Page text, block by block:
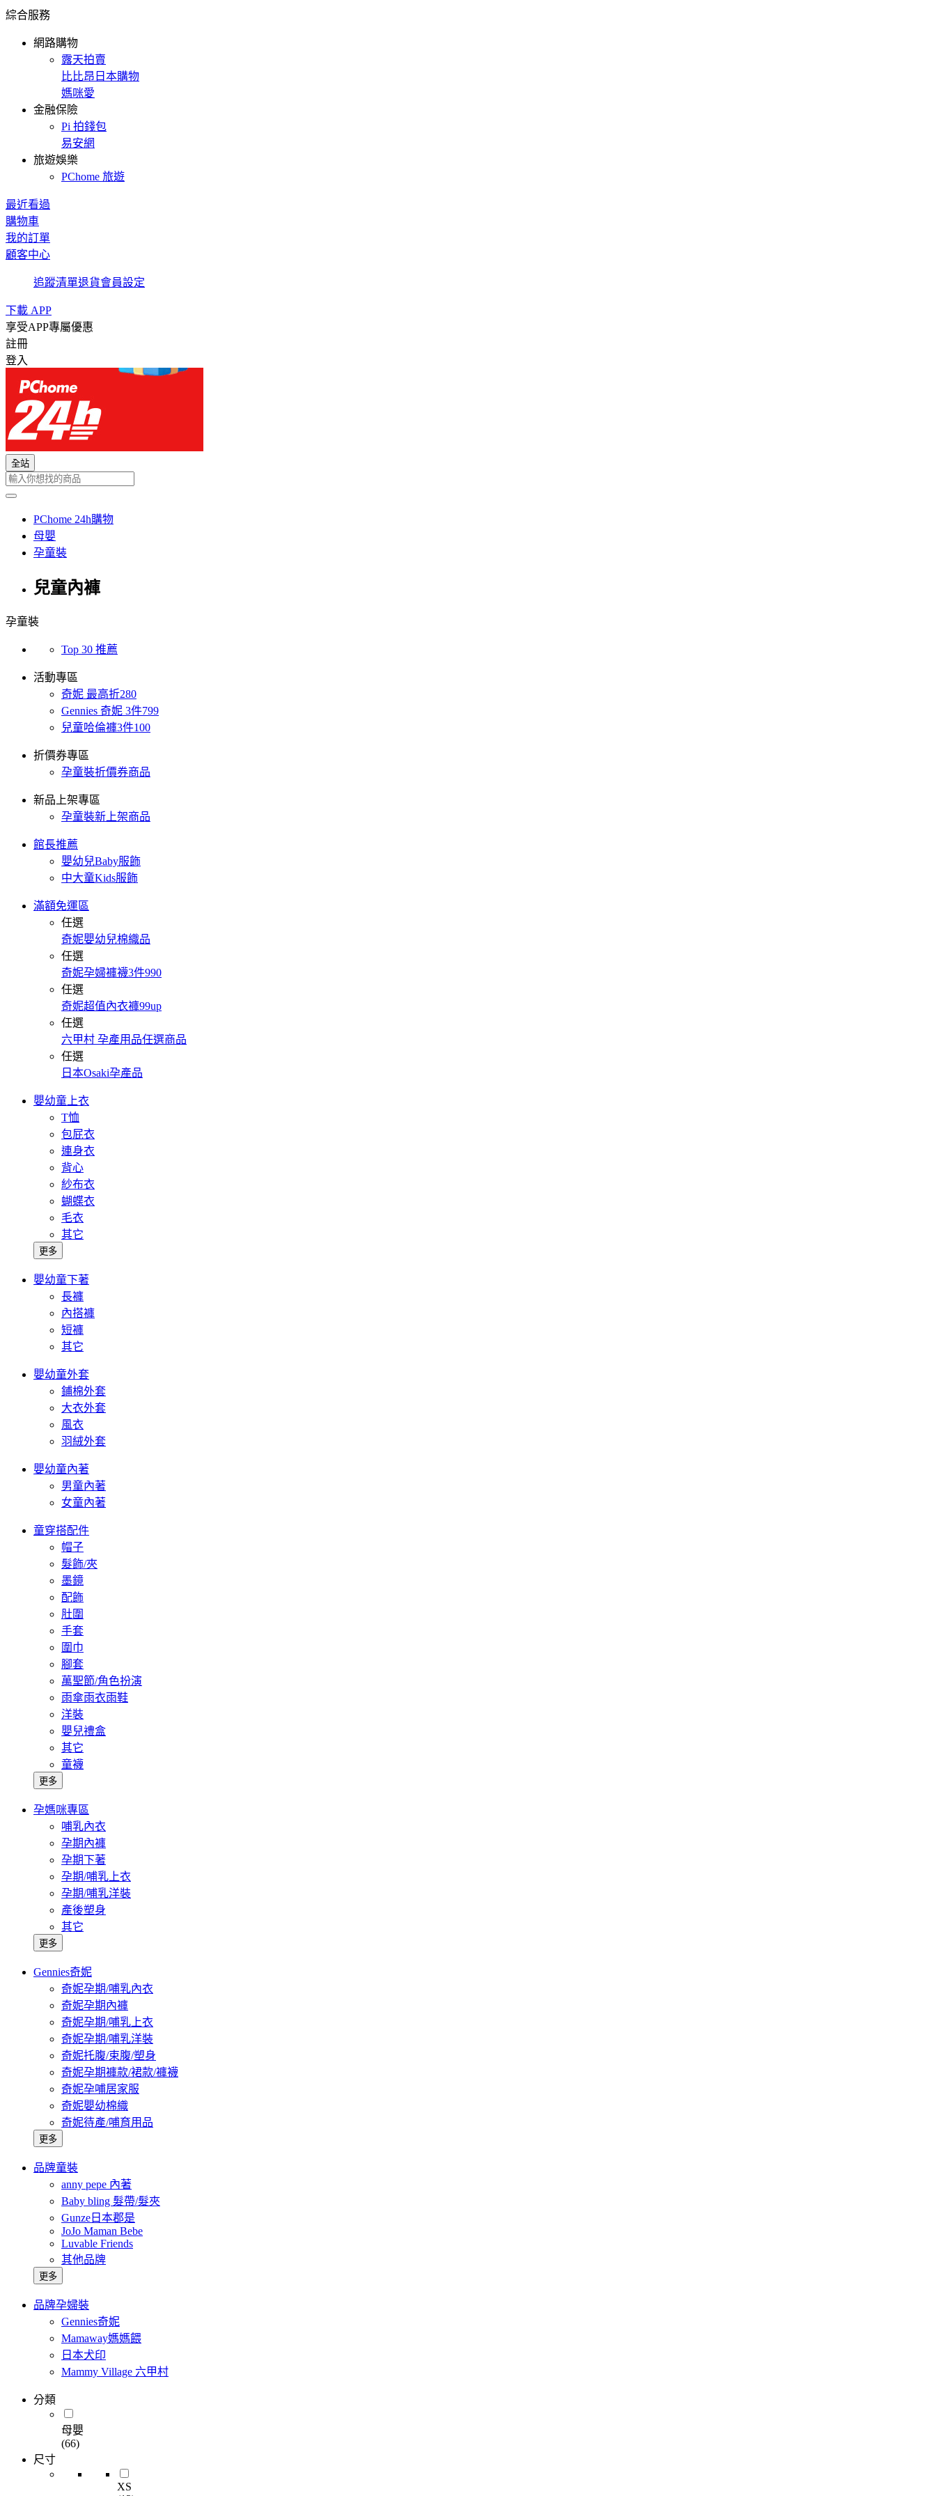
綜合服務
網路購物
露天拍賣
比比昂日本購物
媽咪愛
金融保險
Pi 拍錢包
易安網
旅遊娛樂
PChome 旅遊
最近看過
購物車
我的訂單
顧客中心
追蹤清單退貨會員設定
下載 APP
享受APP專屬優惠
註冊
登入
全站
PChome 24h購物
母嬰
孕童裝
兒童內褲
孕童裝
Top 30 推薦
活動專區
奇妮 最高折280
Gennies 奇妮 3件799
兒童哈倫褲3件100
折價券專區
孕童裝折價券商品
新品上架專區
孕童裝新上架商品
館長推薦
嬰幼兒Baby服飾
中大童Kids服飾
滿額免運區
任選
奇妮嬰幼兒棉織品
任選
奇妮孕婦褲襪3件990
任選
奇妮超值內衣褲99up
任選
六甲村 孕產用品任選商品
任選
日本Osaki孕產品
嬰幼童上衣
T恤
包屁衣
連身衣
背心
紗布衣
蝴蝶衣
毛衣
其它
更多
嬰幼童下著
長褲
內搭褲
短褲
其它
嬰幼童外套
鋪棉外套
大衣外套
風衣
羽絨外套
嬰幼童內著
男童內著
女童內著
童穿搭配件
帽子
髮飾/夾
墨鏡
配飾
肚圍
手套
圍巾
腳套
萬聖節/角色扮演
雨傘雨衣雨鞋
洋裝
嬰兒禮盒
其它
童襪
更多
孕媽咪專區
哺乳內衣
孕期內褲
孕期下著
孕期/哺乳上衣
孕期/哺乳洋裝
產後塑身
其它
更多
Gennies奇妮
奇妮孕期/哺乳內衣
奇妮孕期內褲
奇妮孕期/哺乳上衣
奇妮孕期/哺乳洋裝
奇妮托腹/束腹/塑身
奇妮孕期褲款/裙款/褲襪
奇妮孕哺居家服
奇妮嬰幼棉織
奇妮待產/哺育用品
更多
品牌童裝
anny pepe 內著
Baby bling 髮帶/髮夾
Gunze日本郡是
JoJo Maman Bebe
Luvable Friends
其他品牌
更多
品牌孕婦裝
Gennies奇妮
Mamaway媽媽餵
日本犬印
Mammy Village 六甲村
分類
母嬰
(66)
尺寸
XS